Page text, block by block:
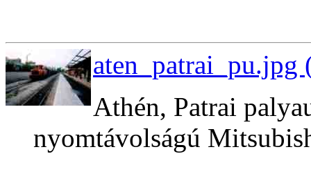
aten_patrai_pu.jpg
Athén, Patrai
nyomtávolságú